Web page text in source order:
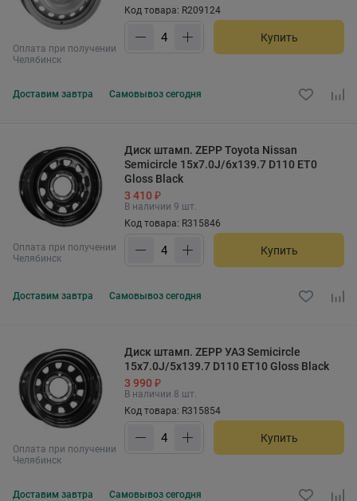
Оплата при получении
Челябинск
Код товара: R209124
Купить
Доставим завтра Самовывоз сегодня
Оплата при получении
Челябинск
Диск штамп. ZEPP Toyota Nissan
Semicircle 15x7.0J/6x139.7 D110 ET0
Gloss Black
3 410 ₽
В наличии 9 шт.
Код товара: R315846
Купить
Доставим завтра Самовывоз сегодня
Оплата при получении
Челябинск
Диск штамп. ZEPP УАЗ Semicircle
15x7.0J/5x139.7 D110 ET10 Gloss Black
3 990 ₽
В наличии 8 шт.
Код товара: R315854
Купить
Доставим завтра Самовывоз сегодня